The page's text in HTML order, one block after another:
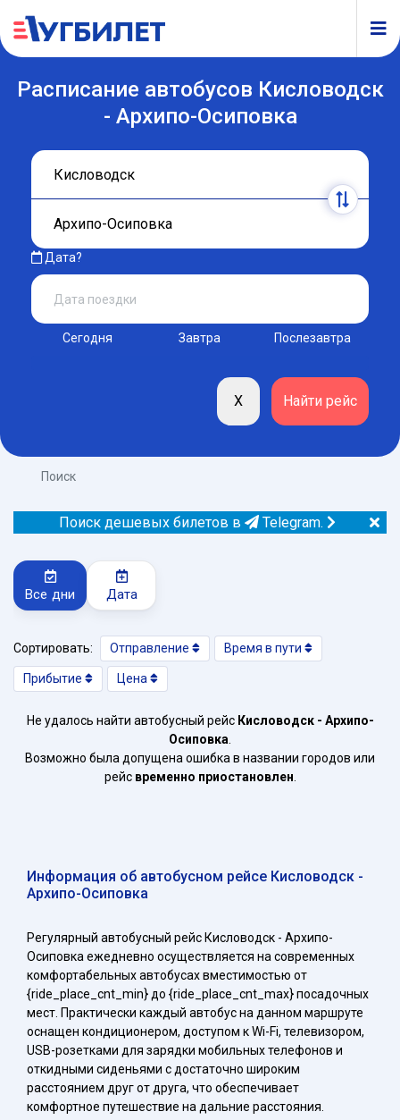
Расписание автобусов Кисловодск
- Архипо-Осиповка
Дата?
Сегодня Завтра Послезавтра
Поиск
Поиск дешевых билетов в Telegram.
Все дни Дата
Сортировать: Отправление Время в пути
Прибытие Цена
Не удалось найти автобусный рейс Кисловодск - Архипо-
Осиповка
Возможно была допущена ошибка в названии городов или
рейс временно приостановлен
Информация об автобусном рейсе Кисловодск -
Архипо-Осиповка
Регулярный автобусный рейс Кисловодск - Архипо-
Осиповка ежедневно осуществляется на современных
комфортабельных автобусах вместимостью от
{ride_place_cnt_min} до {ride_place_cnt_max} посадочных
мест. Практически каждый автобус на данном маршруте
оснащен кондиционером, доступом к Wi-Fi, телевизором,
USB-розетками для зарядки мобильных телефонов и
откидными сиденьями с достаточно широким
расстоянием друг от друга, что обеспечивает
комфортное путешествие на дальние расстояния.